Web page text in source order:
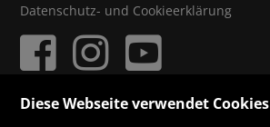
Datenschutz- und Cookieerklärung
Diese Webseite verwendet Cookies